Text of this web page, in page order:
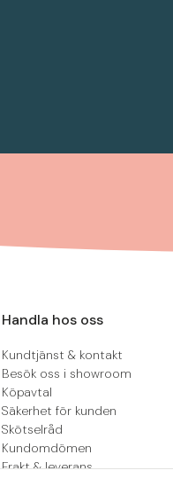
Handla hos oss
Kundtjänst & kontakt
Besök oss i showroom
Köpavtal
Säkerhet för kunden
Skötselråd
Kundomdömen
Frakt & leverans